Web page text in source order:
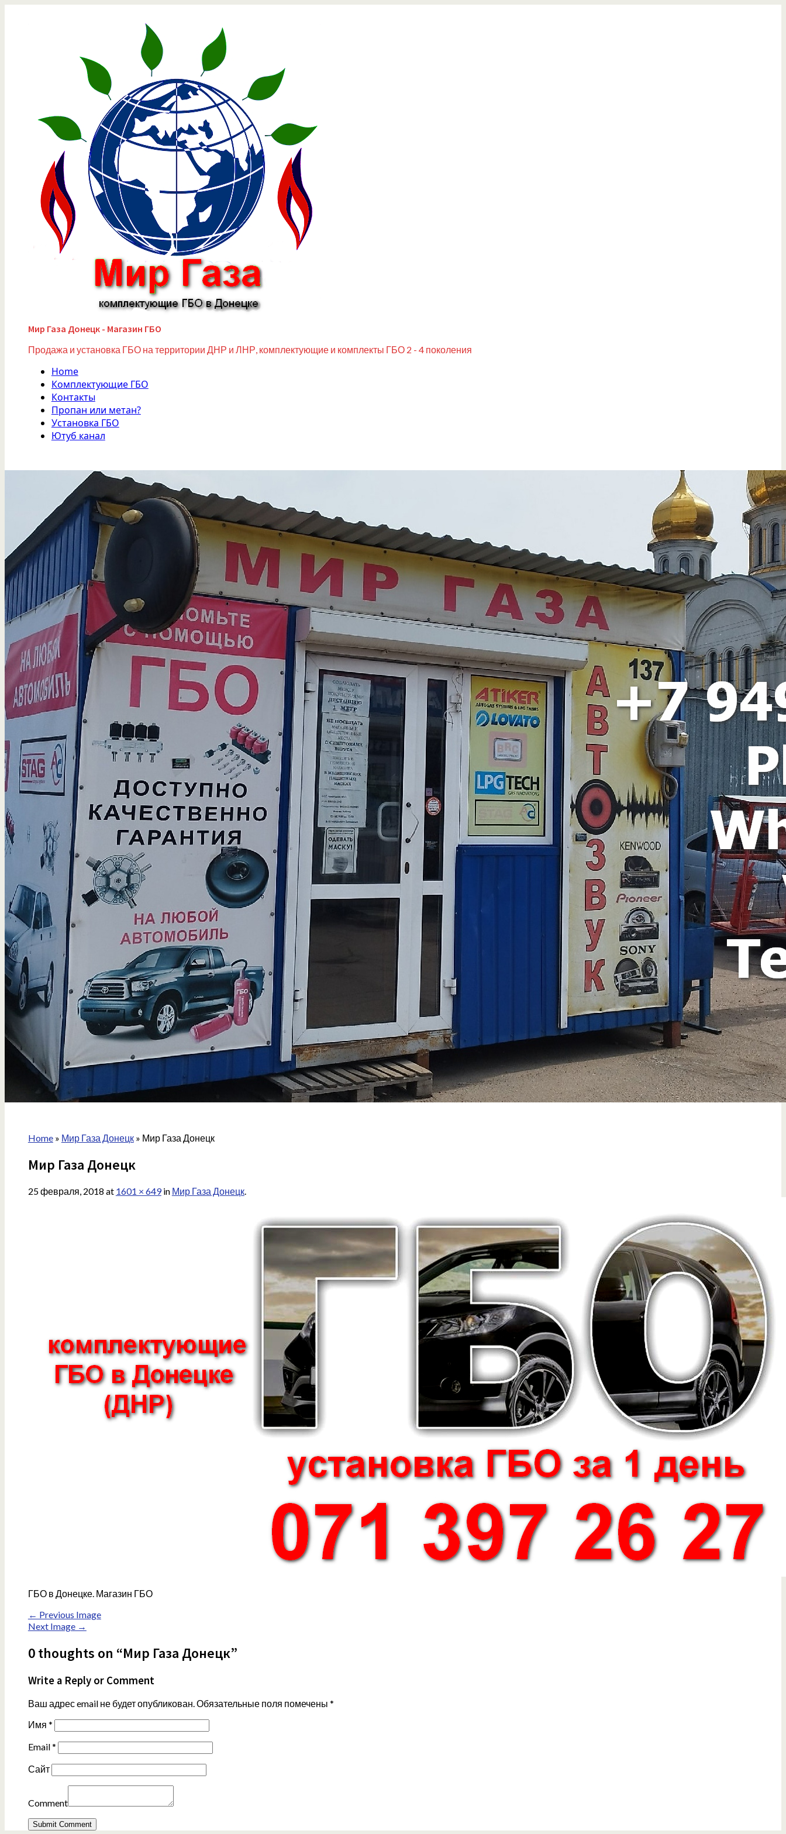
Мир Газа Донецк - Магазин ГБО
Продажа и установка ГБО на территории ДНР и ЛНР, комплектующие и комплекты ГБО 2 - 4 поколения
Home
Комплектующие ГБО
Контакты
Пропан или метан?
Установка ГБО
Ютуб канал
Home» Мир Газа Донецк» Мир Газа Донецк
Мир Газа Донецк
25 февраля, 2018 at 1601 × 649in Мир Газа Донецк.
ГБО в Донецке. Магазин ГБО
← Previous Image
Next Image →
0 thoughts on “Мир Газа Донецк”
Write a Reply or Comment
Ваш адрес email не будет опубликован.Обязательные поля помечены *
Имя *
Email*
Сайт
Comment